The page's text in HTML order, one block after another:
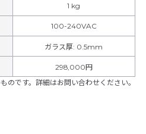
1 kg
100-240VAC
ガラス厚: 0.5mm
298,000円
のです。詳細はお問い合わせください。